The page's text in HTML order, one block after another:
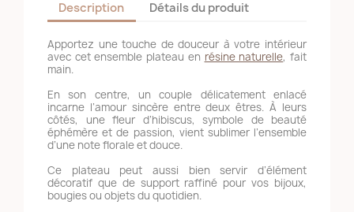
Description Détails du produit
Apportez une touche de douceur à votre intérieur
avec cet ensemble plateau en résine naturelle, fait
main.
En son centre, un couple délicatement enlacé
incarne l’amour sincère entre deux êtres. À leurs
côtés, une fleur d’hibiscus, symbole de beauté
éphémère et de passion, vient sublimer l’ensemble
d’une note florale et douce.
Ce plateau peut aussi bien servir d’élément
décoratif que de support raffiné pour vos bijoux,
bougies ou objets du quotidien.